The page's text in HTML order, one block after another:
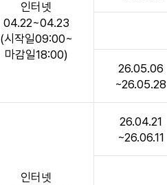
인터넷
04.22~04.23
(시작일09:00~
마감일18:00)
26.05.06
~26.05.28
인터넷
26.04.21
~26.06.11